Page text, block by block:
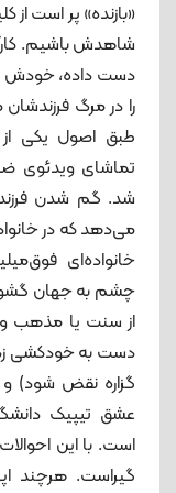
«بازنده» پر است
شاهدش باشیم.
دست داده، خودش
را در مرگ
طبق اصول یکی از
تماشای ویدئوی
شد. گم شدن
می‌دهد که در
خانواده‌ای
چشم به جهان
از سنت یا مذهب
دست به خودکشی
گزاره نقض شود) و
عشق تیپیک
است. با این
گیراست. هرچند